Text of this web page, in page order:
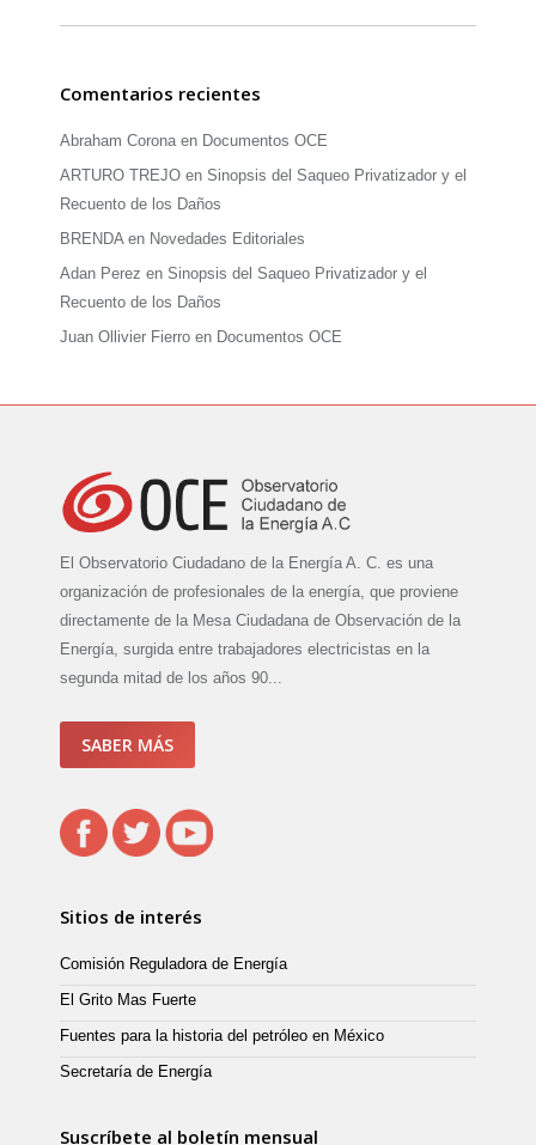
Comentarios recientes
Abraham Corona en Documentos OCE
ARTURO TREJO en Sinopsis del Saqueo Privatizador y el
Recuento de los Daños
BRENDA en Novedades Editoriales
Adan Perez en Sinopsis del Saqueo Privatizador y el
Recuento de los Daños
Juan Ollivier Fierro en Documentos OCE
El Observatorio Ciudadano de la Energía A. C. es una
organización de profesionales de la energía, que proviene
directamente de la Mesa Ciudadana de Observación de la
Energía, surgida entre trabajadores electricistas en la
segunda mitad de los años 90...
SABER MÁS
Sitios de interés
Comisión Reguladora de Energía
El Grito Mas Fuerte
Fuentes para la historia del petróleo en México
Secretaría de Energía
Suscríbete al boletín mensual